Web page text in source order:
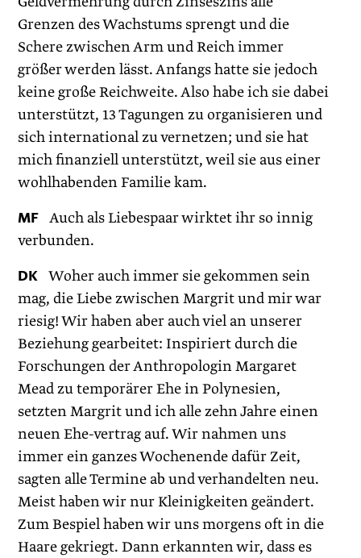
Grenzen des Wachstums sprengt und die
Schere zwischen Arm und Reich immer
größer werden lässt. Anfangs hatte sie jedoch
keine große Reichweite. Also habe ich sie dabei
unterstützt, 13 Tagungen zu organisieren und
sich international zu vernetzen; und sie hat
mich finanziell unterstützt, weil sie aus einer
wohlhabenden Familie kam.
MF Auch als Liebespaar wirktet ihr so innig
verbunden.
DK Woher auch immer sie gekommen sein
mag, die Liebe zwischen Margrit und mir war
riesig! Wir haben aber auch viel an unserer
Beziehung gearbeitet: Inspiriert durch die
Forschungen der Anthropologin Margaret
Mead zu temporärer Ehe in Polynesien,
setzten Margrit und ich alle zehn Jahre einen
neuen Ehe-vertrag auf. Wir nahmen uns
immer ein ganzes Wochenende dafür Zeit,
sagten alle Termine ab und verhandelten neu.
Meist haben wir nur Kleinigkeiten geändert.
Zum Bespiel haben wir uns morgens oft in die
Haare gekriegt. Dann erkannten wir, dass es